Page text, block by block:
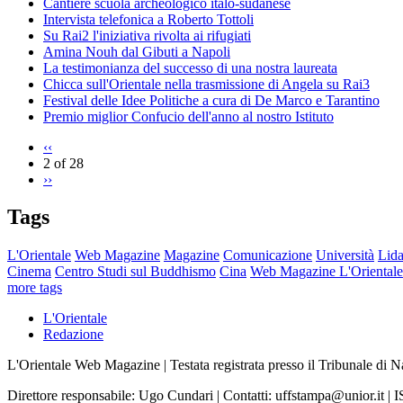
Intervista telefonica a Roberto Tottoli
Su Rai2 l'iniziativa rivolta ai rifugiati
Amina Nouh dal Gibuti a Napoli
La testimonianza del successo di una nostra laureata
Chicca sull'Orientale nella trasmissione di Angela su Rai3
Festival delle Idee Politiche a cura di De Marco e Tarantino
Premio miglior Confucio dell'anno al nostro Istituto
‹‹
2 of 28
››
Tags
L'Orientale Web Magazine Magazine Comunicazione Università
Cinema Centro Studi sul Buddhismo Cina Web Magazine L'Orientale
more tags
L'Orientale
Redazione
L'Orientale Web Magazine | Testata registrata presso il Tribunale
Direttore responsabile: Ugo Cundari | Contatti: uffstampa@unior.it |